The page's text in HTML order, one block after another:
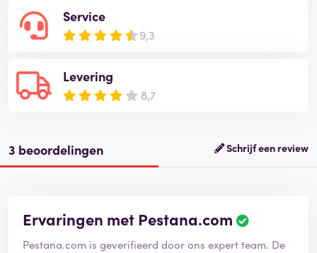
Service
9,3
Levering
8,7
3 beoordelingen Schrijf een review
Ervaringen met Pestana.com
Pestana.com is geverifieerd door ons expert team. De